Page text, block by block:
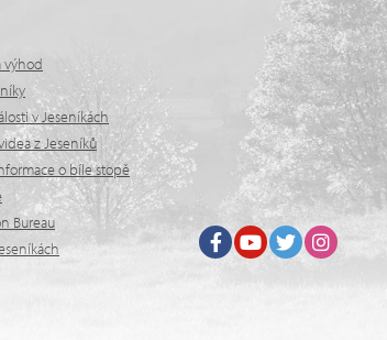
výhod
v Jeseníkách
z Jeseníků
o bíle stopě
Bureau
FacebookYoutubeTwitter Instagram